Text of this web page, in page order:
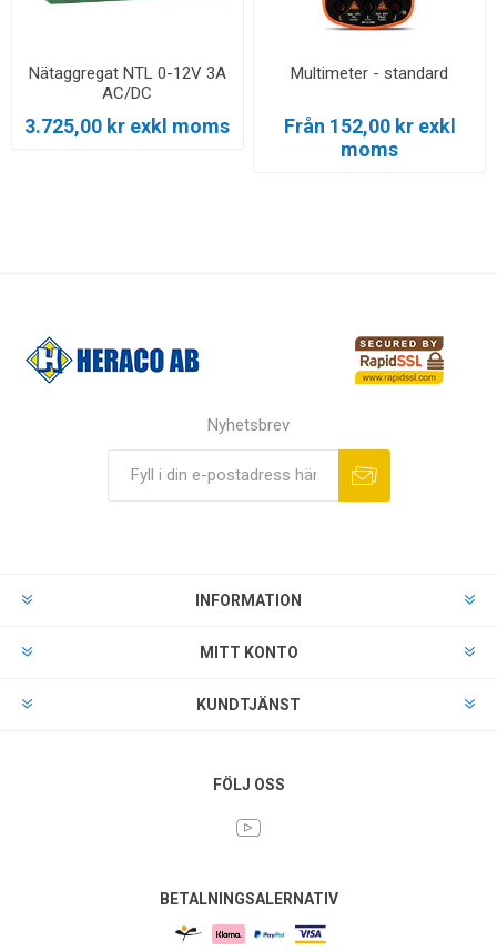
Nätaggregat NTL 0-12V 3A
AC/DC
3.725,00 kr exkl moms
Multimeter - standard
Från 152,00 kr exkl
moms
Nyhetsbrev
INFORMATION
MITT KONTO
KUNDTJÄNST
FÖLJ OSS
BETALNINGSALERNATIV